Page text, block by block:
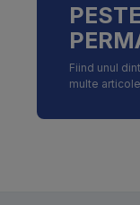
Fiind unul
multe